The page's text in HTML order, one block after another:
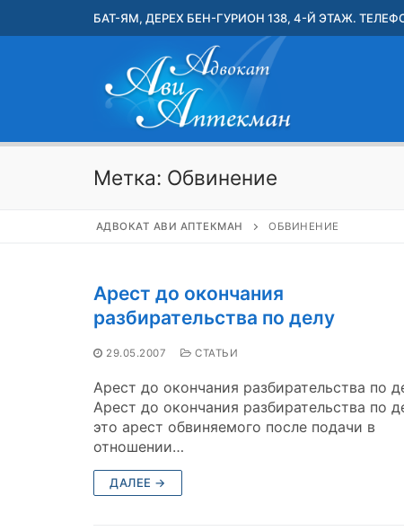
БАТ-ЯМ, ДЕРЕХ БЕН-ГУРИОН 138, 4-Й ЭТАЖ.
Метка: Обвинение
АДВОКАТ АВИ АПТЕКМАН ОБВИНЕНИЕ
Арест до окончания
разбирательства по делу
29.05.2007 СТАТЬИ
Арест до окончания разбирательства по
Арест до окончания разбирательства по
это арест обвиняемого после подачи в
отношении…
ДАЛЕЕ →